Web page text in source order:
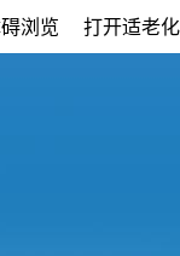
浏览 打开适老